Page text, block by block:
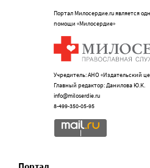
Портал Милосердие.ru является
помощи «Милосердие»
Учредитель: АНО «Издательский
Главный редактор: Данилова Ю.К.
info@miloserdie.ru
8-499-350-05-95
Портал